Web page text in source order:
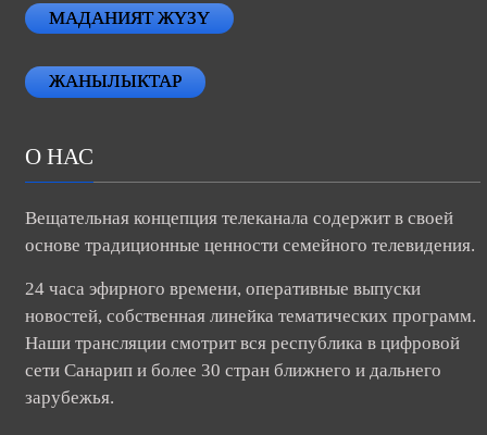
МАДАНИЯТ ЖҮЗҮ
ЖАНЫЛЫКТАР
О НАС
Вещательная концепция телеканала содержит в своей
основе традиционные ценности семейного телевидения.
24 часа эфирного времени, оперативные выпуски
новостей, собственная линейка тематических программ.
Наши трансляции смотрит вся республика в цифровой
сети Санарип и более 30 стран ближнего и дальнего
зарубежья.